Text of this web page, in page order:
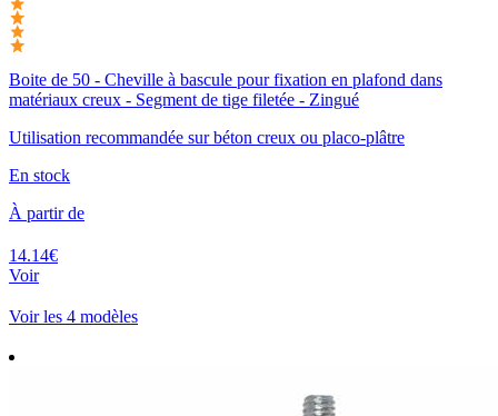
Boite de 50 - Cheville à bascule pour fixation en plafond dans
matériaux creux - Segment de tige filetée - Zingué
Utilisation recommandée sur béton creux ou placo-plâtre
En stock
À partir de
14.14€
Voir
Voir les 4 modèles